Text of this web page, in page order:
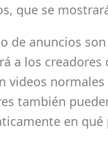
que se
de anuncios
a los creadores
videos
también
en